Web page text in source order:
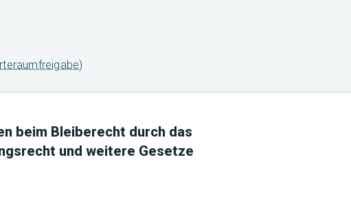
beim Bleiberecht durch das
und weitere Gesetze